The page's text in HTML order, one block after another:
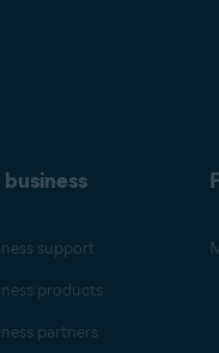
business
support
products
partners